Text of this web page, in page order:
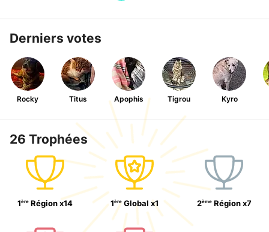
Derniers votes
Rocky Titus Apophis Tigrou Kyro
26 Trophées
1ère Région x14 1ère Global x1 2ème Régionx7